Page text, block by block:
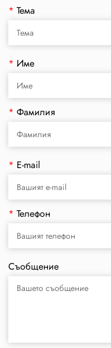
* Тема
* Име
* Фамилия
* E-mail
* Телефон
Съобщение